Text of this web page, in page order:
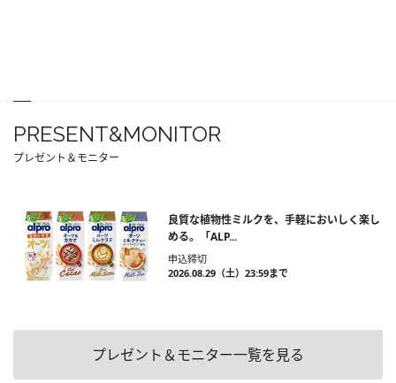
PRESENT&MONITOR
プレゼント＆モニター
良質な植物性ミルクを、手軽においしく楽し
める。「ALP...
申込締切
2026.08.29（土）23:59まで
プレゼント＆モニター一覧を見る